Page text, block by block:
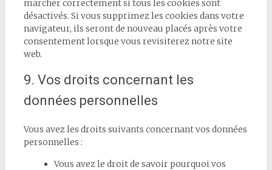
marcher correctement si tous les cookies sont
désactivés. Si vous supprimez les cookies dans votre
navigateur, ils seront de nouveau placés après votre
consentement lorsque vous revisiterez notre site
web.
9. Vos droits concernant les
données personnelles
Vous avez les droits suivants concernant vos données
personnelles :
Vous avez le droit de savoir pourquoi vos